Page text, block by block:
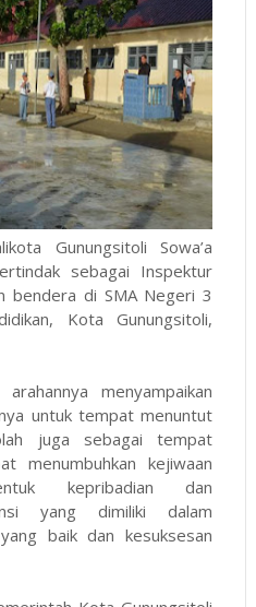
Gunungsitoli Sowa’a
sebagai Inspektur
bendera di SMA Negeri 3
Kota Gunungsitoli,
menyampaikan
untuk tempat menuntut
juga sebagai tempat
menumbuhkan kejiwaan
kepribadian dan
yang dimiliki dalam
baik dan kesuksesan